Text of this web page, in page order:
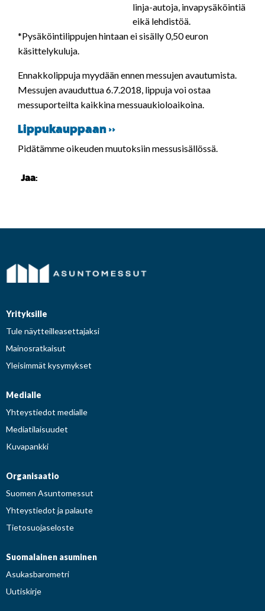
linja-autoja, invapysäköintiä
eikä lehdistöä.
*Pysäköintilippujen hintaan ei sisälly 0,50 euron
käsittelykuluja.
Ennakkolippuja myydään ennen messujen avautumista.
Messujen avauduttua 6.7.2018, lippuja voi ostaa
messuporteilta kaikkina messuaukioloaikoina.
Lippukauppaan >>
Pidätämme oikeuden muutoksiin messusisällössä.
Jaa:
Yrityksille
Tule näytteilleasettajaksi
Mainosratkaisut
Yleisimmät kysymykset
Medialle
Yhteystiedot medialle
Mediatilaisuudet
Kuvapankki
Organisaatio
Suomen Asuntomessut
Yhteystiedot ja palaute
Tietosuojaseloste
Suomalainen asuminen
Asukasbarometri
Uutiskirje